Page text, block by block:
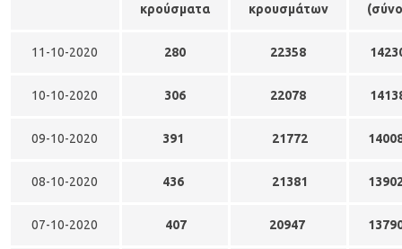
κρούσματα κρουσμάτων
11-10-2020 280 22358
10-10-2020 306 22078
09-10-2020 391 21772
08-10-2020 436 21381
07-10-2020 407 20947